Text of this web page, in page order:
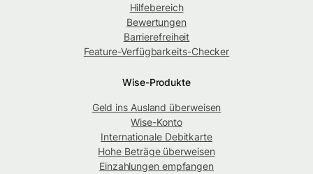
Hilfebereich
Bewertungen
Barrierefreiheit
Feature-Verfügbarkeits-Checker
Wise-Produkte
Geld ins Ausland überweisen
Wise-Konto
Internationale Debitkarte
Hohe Beträge überweisen
Einzahlungen empfangen